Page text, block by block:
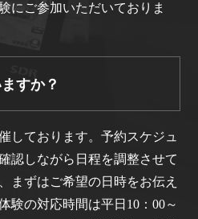
にご参加いただいておりま
すか？
しております。予約スケジュ
認しながら日程を調整させて
まずはご希望の日時をお伝え
験の対応時間は平日10：00～